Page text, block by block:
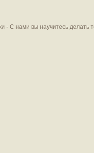
С нами вы научитесь делать